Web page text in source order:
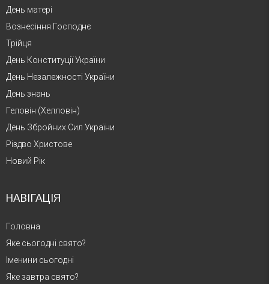
День матері
Вознесіння Господнє
Трійця
День Конституції України
День Незалежності України
День знань
Геловін (Хелловін)
День Збройних Сил України
Різдво Христове
Новий Рік
НАВІГАЦІЯ
Головна
Яке сьогодні свято?
Іменини сьогодні
Яке завтра свято?